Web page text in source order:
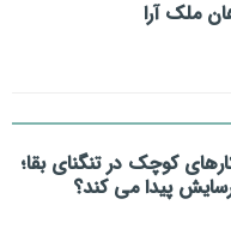
ملک آرا
کوچک در تنگنای بقا؛
پیدا می کند؟